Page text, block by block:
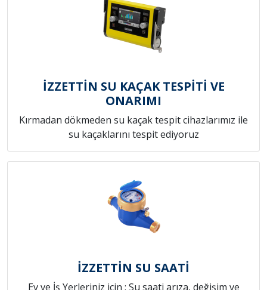
İZZETTİN SU KAÇAK TESPİTİ VE
ONARIMI
Kırmadan dökmeden su kaçak tespit cihazlarımız ile
su kaçaklarını tespit ediyoruz
İZZETTİN SU SAATİ
Ev ve İş Yerleriniz için ; Su saati arıza, değişim ve